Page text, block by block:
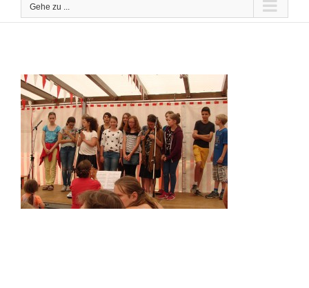
Gehe zu ...